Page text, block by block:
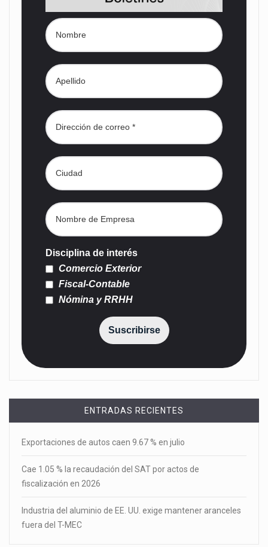
Disciplina de interés
Comercio Exterior
Fiscal-Contable
Nómina y RRHH
Suscribirse
ENTRADAS RECIENTES
Exportaciones de autos caen 9.67 % en julio
Cae 1.05 % la recaudación del SAT por actos de
fiscalización en 2026
Industria del aluminio de EE. UU. exige mantener aranceles
fuera del T-MEC